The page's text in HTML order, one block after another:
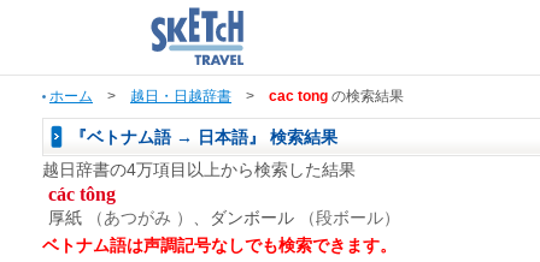
ホーム > 越日・日越辞書 > cac tong の検索結果
『ベトナム語 → 日本語』 検索結果
越日辞書の4万項目以上から検索した結果
các tông
厚紙 （あつがみ ） 、ダンボール （段ボール）
ベトナム語は声調記号なしでも検索できます。